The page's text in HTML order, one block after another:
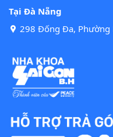
Tại Đà Nẵng
298 Đống Đa, Phường